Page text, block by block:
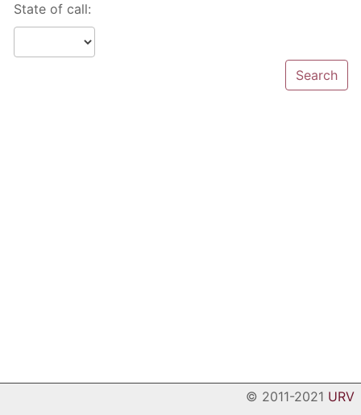
State of call:
© 2011-2021 URV